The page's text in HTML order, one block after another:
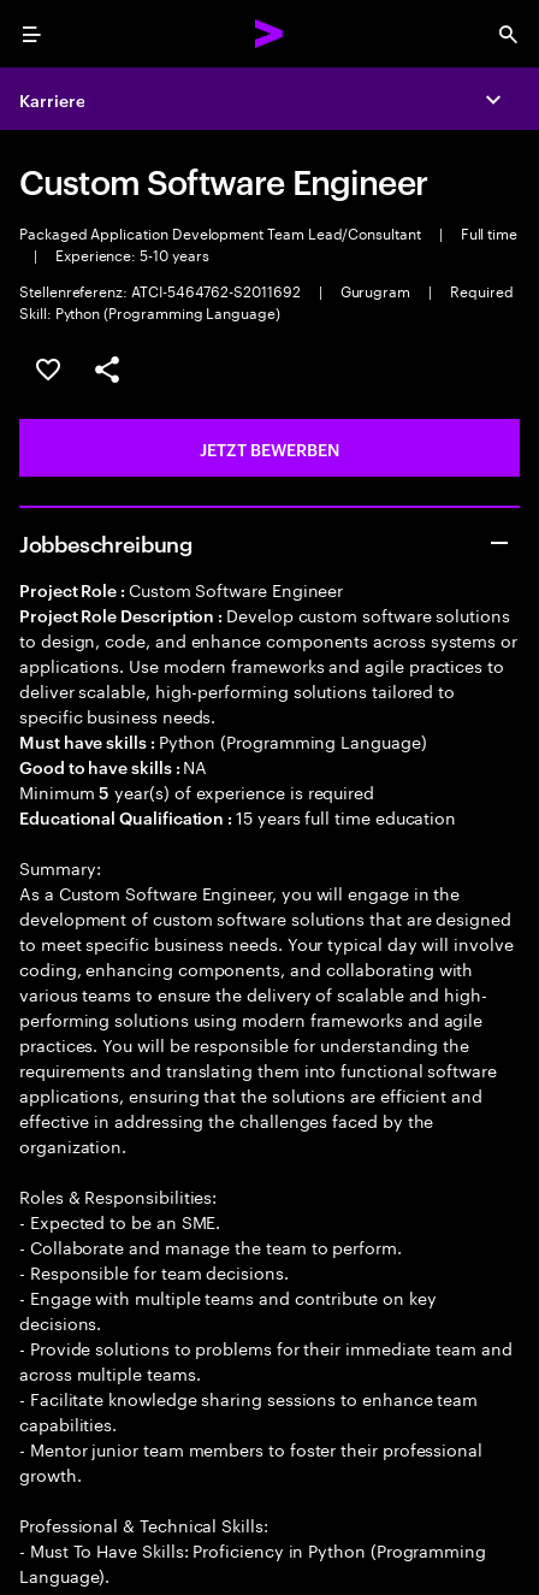
Menu
Karriere
Custom Software Engineer
Packaged Application Development Team Lead/Consultant |
Full time
|
Experience: 5-10 years
Stellenreferenz: ATCI-5464762-S2011692
| Gurugram |
Required
Skill: Python (Programming Language)
JOB SPEICHERN
Teilen
JETZT BEWERBEN
Jobbeschreibung
Project Role : Custom Software Engineer
Project Role Description : Develop custom software solutions
to design, code, and enhance components across systems or
applications. Use modern frameworks and agile practices to
deliver scalable, high-performing solutions tailored to
specific business needs.
Must have skills : Python (Programming Language)
Good to have skills : NA
Minimum5 year(s) of experience is required
Educational Qualification :15 years full time education
Summary:
As a Custom Software Engineer, you will engage in the
development of custom software solutions that are designed
to meet specific business needs. Your typical day will involve
coding, enhancing components, and collaborating with
various teams to ensure the delivery of scalable and high-
performing solutions using modern frameworks and agile
practices. You will be responsible for understanding the
requirements and translating them into functional software
applications, ensuring that the solutions are efficient and
effective in addressing the challenges faced by the
organization.
Roles & Responsibilities:
- Expected to be an SME.
- Collaborate and manage the team to perform.
- Responsible for team decisions.
- Engage with multiple teams and contribute on key
decisions.
- Provide solutions to problems for their immediate team and
across multiple teams.
- Facilitate knowledge sharing sessions to enhance team
capabilities.
- Mentor junior team members to foster their professional
growth.
Professional & Technical Skills:
- Must To Have Skills: Proficiency in Python (Programming
Language).